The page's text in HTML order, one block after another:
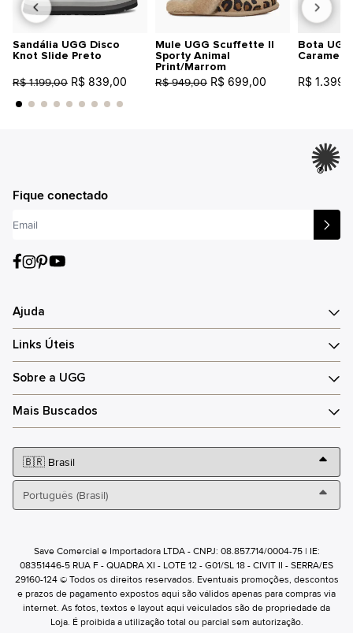
Sandália UGG Disco
Knot Slide Preto
R$ 1.199,00 R$ 839,00
Mule UGG Scuffette II
Sporty Animal
Print/Marrom
R$ 949,00 R$ 699,00
Bota
Caramelo
R$
®
Fique conectado
Ajuda
Links Úteis
Sobre a UGG
Mais Buscados
Save Comercial e Importadora LTDA - CNPJ: 08.857.714/0004-75 | IE:
08351446-5 RUA F - QUADRA XI - LOTE 12 - G01/SL 18 - CIVIT II - SERRA/ES
29160-124 © Todos os direitos reservados. Eventuais promoções, descontos
e prazos de pagamento expostos aqui são válidos apenas para compras via
internet. As fotos, textos e layout aqui veiculados são de propriedade da
Loja. É proibida a utilização total ou parcial sem autorização.